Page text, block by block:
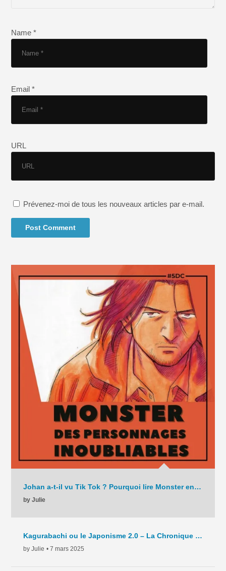
Name *
Email *
URL
Prévenez-moi de tous les nouveaux articles par e-mail.
Johan a-t-il vu Tik Tok ? Pourquoi lire Monster en 2025 ? – La Chronique – C9 – 2025
by Julie
Kagurabachi ou le Japonisme 2.0 – La Chronique Hebdo – C8 – 2025
by Julie • 7 mars 2025